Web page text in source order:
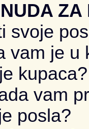
ZA
svoje
vam je
vam
posla?